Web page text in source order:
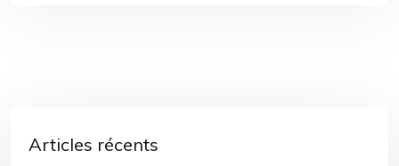
Articles récents